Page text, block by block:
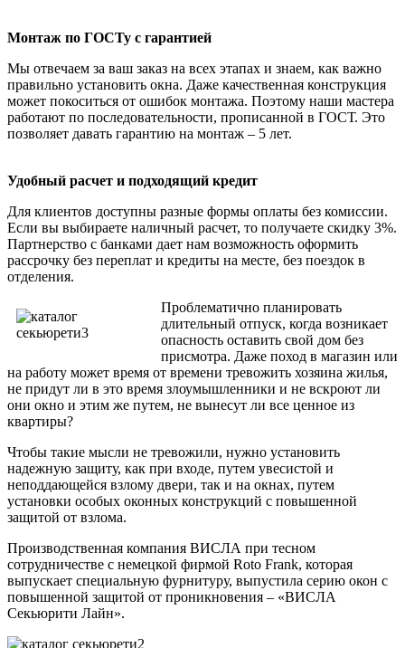
Монтаж по ГОСТу с гарантией
Мы отвечаем за ваш заказ на всех этапах и знаем, как важно
правильно установить окна. Даже качественная конструкция
может покоситься от ошибок монтажа. Поэтому наши мастера
работают по последовательности, прописанной в ГОСТ. Это
позволяет давать гарантию на монтаж – 5 лет.
Удобный расчет и подходящий кредит
Для клиентов доступны разные формы оплаты без комиссии.
Если вы выбираете наличный расчет, то получаете скидку 3%.
Партнерство с банками дает нам возможность оформить
рассрочку без переплат и кредиты на месте, без поездок в
отделения.
Проблематично планировать
длительный отпуск, когда возникает
опасность оставить свой дом без
присмотра. Даже поход в магазин или
на работу может время от времени тревожить хозяина жилья,
не придут ли в это время злоумышленники и не вскроют ли
они окно и этим же путем, не вынесут ли все ценное из
квартиры?
Чтобы такие мысли не тревожили, нужно установить
надежную защиту, как при входе, путем увесистой и
неподдающейся взлому двери, так и на окнах, путем
установки особых оконных конструкций с повышенной
защитой от взлома.
Производственная компания ВИСЛА при тесном
сотрудничестве с немецкой фирмой Roto Frank, которая
выпускает специальную фурнитуру, выпустила серию окон с
повышенной защитой от проникновения – «ВИСЛА
Секьюрити Лайн».